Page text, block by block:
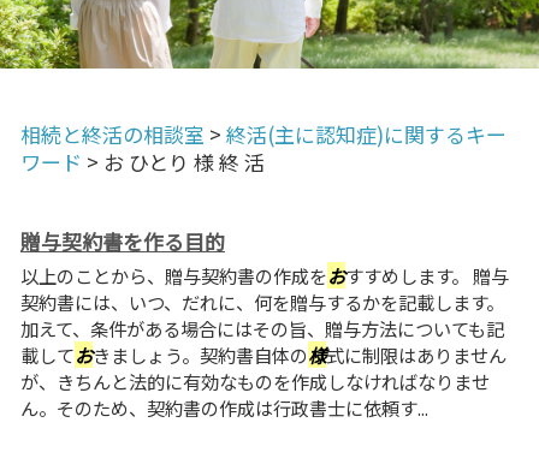
相続と終活の相談室 > 終活(主に認知症)に関するキー
ワード > お ひとり 様 終 活
贈与契約書を作る目的
以上のことから、贈与契約書の作成をおすすめします。 贈与
契約書には、いつ、だれに、何を贈与するかを記載します。
加えて、条件がある場合にはその旨、贈与方法についても記
載しておきましょう。契約書自体の様式に制限はありません
が、きちんと法的に有効なものを作成しなければなりませ
ん。そのため、契約書の作成は行政書士に依頼す...